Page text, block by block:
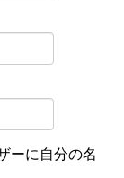
ーに自分の名